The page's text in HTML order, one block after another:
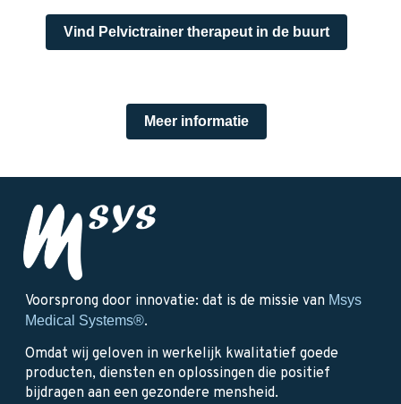
Vind Pelvictrainer therapeut in de buurt
Meer informatie
Voorsprong door innovatie: dat is de missie van Msys
Medical Systems®.
Omdat wij geloven in werkelijk kwalitatief goede
producten, diensten en oplossingen die positief
bijdragen aan een gezondere mensheid.